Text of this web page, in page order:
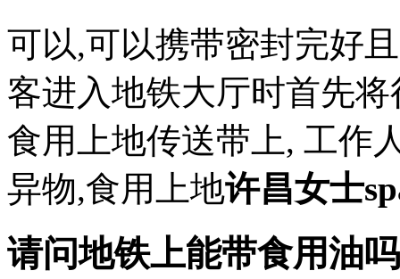
可以,可以携带密封完好
客进入地铁大厅时首先
食用上地传送带上, 工作
异物,食用上地许昌女士
请问地铁上能带食用油